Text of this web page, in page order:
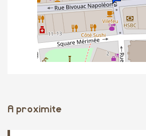
A proximite